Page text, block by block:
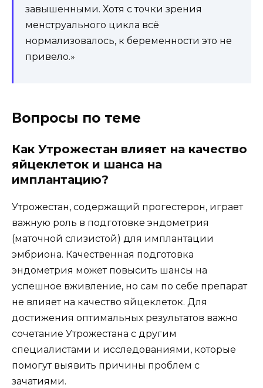
завышенными. Хотя с точки зрения
менструального цикла всё
нормализовалось, к беременности это не
привело.»
Вопросы по теме
Как Утрожестан влияет на качество
яйцеклеток и шанса на
имплантацию?
Утрожестан, содержащий прогестерон, играет
важную роль в подготовке эндометрия
(маточной слизистой) для имплантации
эмбриона. Качественная подготовка
эндометрия может повысить шансы на
успешное вживление, но сам по себе препарат
не влияет на качество яйцеклеток. Для
достижения оптимальных результатов важно
сочетание Утрожестана с другим
специалистами и исследованиями, которые
помогут выявить причины проблем с
зачатиями.